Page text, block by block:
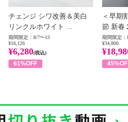
チェンジ シワ改善＆美白
リンクルホワイト ...
期間限定：8/7〜13
¥16,126
¥6,280(税込)
61%OFF
＜早期
節 新春
期間限定：
¥34,800